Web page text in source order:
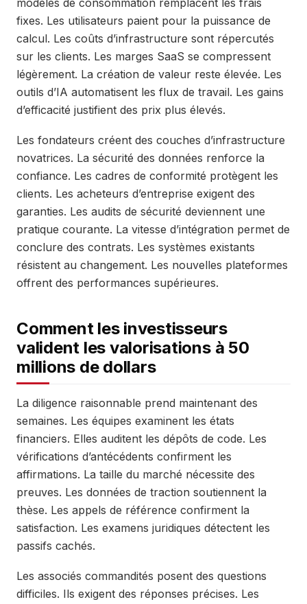
modèles de consommation remplacent les frais
fixes. Les utilisateurs paient pour la puissance de
calcul. Les coûts d’infrastructure sont répercutés
sur les clients. Les marges SaaS se compressent
légèrement. La création de valeur reste élevée. Les
outils d’IA automatisent les flux de travail. Les gains
d’efficacité justifient des prix plus élevés.
Les fondateurs créent des couches d’infrastructure
novatrices. La sécurité des données renforce la
confiance. Les cadres de conformité protègent les
clients. Les acheteurs d’entreprise exigent des
garanties. Les audits de sécurité deviennent une
pratique courante. La vitesse d’intégration permet de
conclure des contrats. Les systèmes existants
résistent au changement. Les nouvelles plateformes
offrent des performances supérieures.
Comment les investisseurs
valident les valorisations à 50
millions de dollars
La diligence raisonnable prend maintenant des
semaines. Les équipes examinent les états
financiers. Elles auditent les dépôts de code. Les
vérifications d’antécédents confirment les
affirmations. La taille du marché nécessite des
preuves. Les données de traction soutiennent la
thèse. Les appels de référence confirment la
satisfaction. Les examens juridiques détectent les
passifs cachés.
Les associés commandités posent des questions
difficiles. Ils exigent des réponses précises. Les